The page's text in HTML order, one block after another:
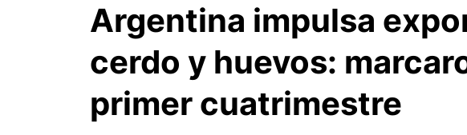
Argentina impulsa
cerdo y huevos:
primer cuatrimestre